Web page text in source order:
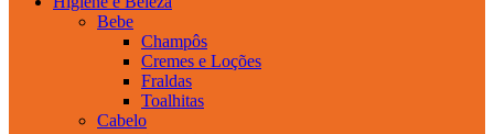
Bebe
Champôs
Cremes e Loções
Fraldas
Toalhitas
Cabelo